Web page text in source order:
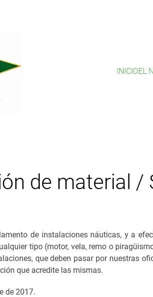
INICIOEL
de material /
de instalaciones náuticas, y a
tipo (motor, vela, remo o
que deben pasar por nuestras
que acredite las mismas.
de 2017.